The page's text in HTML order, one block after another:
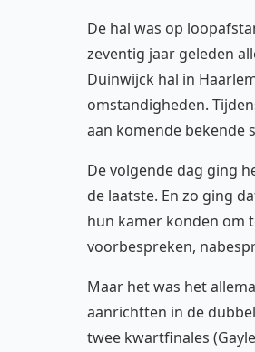
De hal was op
zeventig jaar geleden
Duinwijck hal in
omstandigheden.
aan komende bekende
De volgende dag ging
de laatste. En zo ging
hun kamer konden om
voorbespreken,
Maar het was het
aanrichtten in de
twee kwartfinales